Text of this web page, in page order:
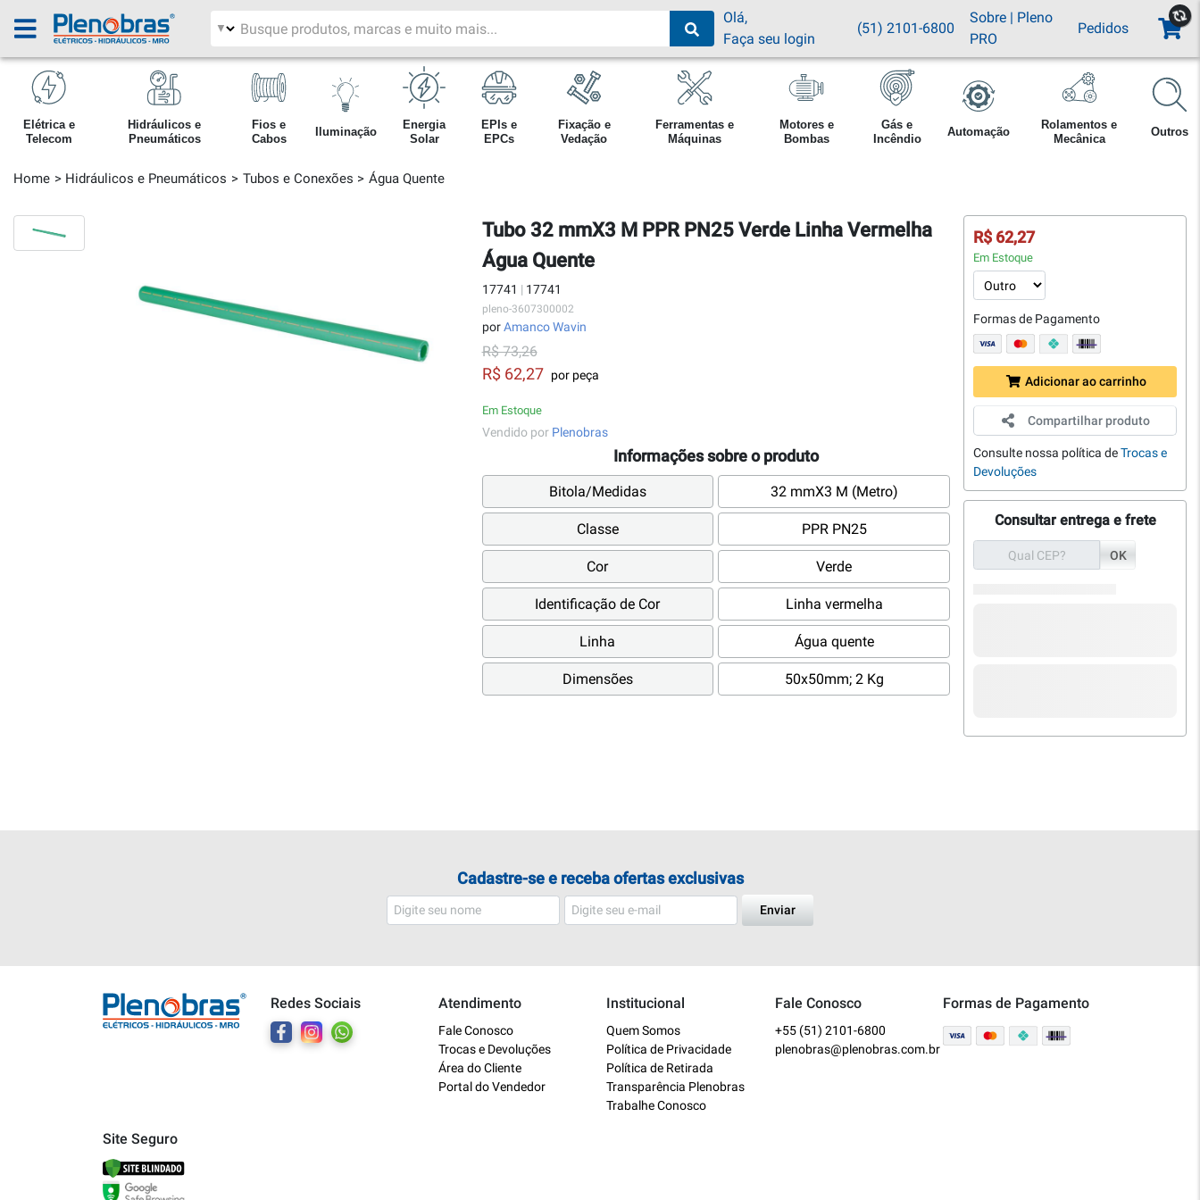
Filtrar por área
Pesquisar produtos
Olá,
Faça seu login
(51) 2101-6800
Sobre| Pleno
PRO
Pedidos
Elétrica e
Telecom
Hidráulicos e
Pneumáticos
Fios e
Cabos
Iluminação
Energia
Solar
EPIs e
EPCs
Fixação e
Vedação
Ferramentas e
Máquinas
Motores e
Bombas
Gás e
Incêndio
Automação
Rolamentos e
Mecânica
Outros
Home Hidráulicos e Pneumáticos Tubos e Conexões Água Quente
Tubo 32 mmX3 M PPR PN25 Verde Linha Vermelha
Água Quente
17741 | 17741
pleno-3607300002
porAmanco Wavin
R$ 73,26
R$ 62,27 por peça
Em Estoque
Vendido por Plenobras
Informações sobre o produto
Bitola/Medidas 32 mmX3 M (Metro)
Classe PPR PN25
Cor Verde
Identificação de Cor Linha vermelha
Linha Água quente
Dimensões 50x50mm; 2 Kg
R$ 62,27
Em Estoque
Formas de Pagamento
Adicionar ao carrinho
Compartilhar produto
Consulte nossa política deTrocas e
Devoluções
Consultar entrega e frete
OK
Cadastre-se e receba ofertas exclusivas
Enviar
Redes Sociais Atendimento
Fale Conosco
Trocas e Devoluções
Área do Cliente
Portal do Vendedor
Institucional
Quem Somos
Política de Privacidade
Política de Retirada
Transparência Plenobras
Trabalhe Conosco
Fale Conosco
+55 (51) 2101-6800
plenobras@plenobras.com.br
Formas de Pagamento
Site Seguro
Bem vindo a Plenobras! Aqui você
encontra toda a linha de materiais
Dúvidas técnicas sobre produtos
Informações sobre um pedido